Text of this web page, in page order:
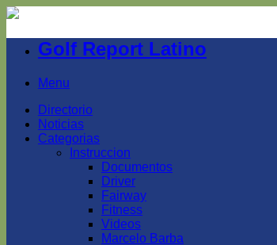
Golf Report Latino
Menu
Directorio
Noticias
Categorias
Instruccion
Documentos
Driver
Fairway
Fitness
Videos
Marcelo Barba